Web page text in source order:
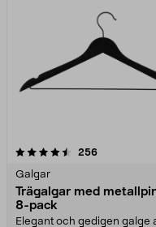
256recensioner
Galgar
Trägalgar med
8-pack
Elegant och gedigen galge
4.0av 5 stjärnor